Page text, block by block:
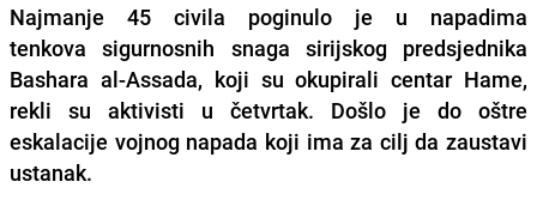
Najmanje 45 civila poginulo je u napadima
tenkova sigurnosnih snaga sirijskog predsjednika
Bashara al-Assada, koji su okupirali centar Hame,
rekli su aktivisti u četvrtak. Došlo je do oštre
eskalacije vojnog napada koji ima za cilj da zaustavi
ustanak.